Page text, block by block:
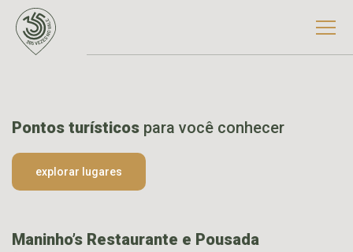
Pontos turísticos para você conhecer
explorar lugares
Maninho’s Restaurante e Pousada